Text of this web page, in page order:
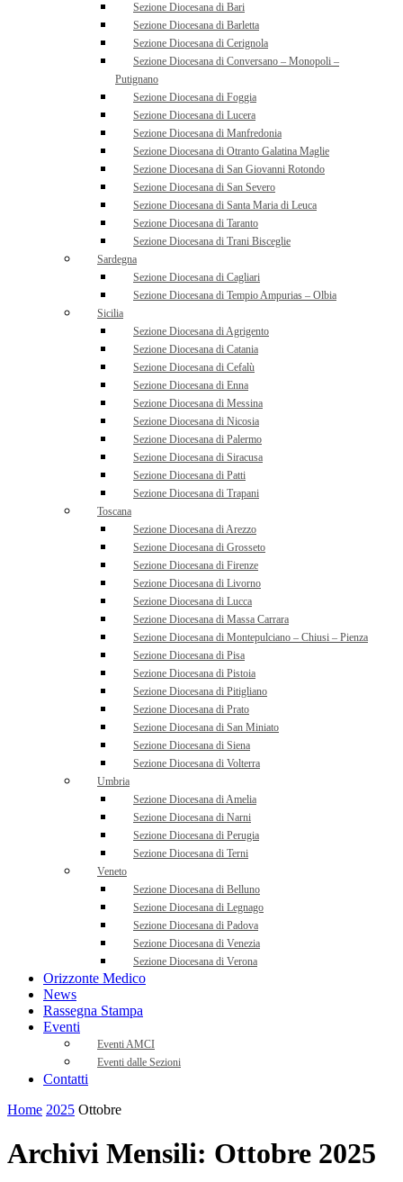
Sezione Diocesana di Bari
Sezione Diocesana di Barletta
Sezione Diocesana di Cerignola
Sezione Diocesana di Conversano – Monopoli –
Putignano
Sezione Diocesana di Foggia
Sezione Diocesana di Lucera
Sezione Diocesana di Manfredonia
Sezione Diocesana di Otranto Galatina Maglie
Sezione Diocesana di San Giovanni Rotondo
Sezione Diocesana di San Severo
Sezione Diocesana di Santa Maria di Leuca
Sezione Diocesana di Taranto
Sezione Diocesana di Trani Bisceglie
Sardegna
Sezione Diocesana di Cagliari
Sezione Diocesana di Tempio Ampurias – Olbia
Sicilia
Sezione Diocesana di Agrigento
Sezione Diocesana di Catania
Sezione Diocesana di Cefalù
Sezione Diocesana di Enna
Sezione Diocesana di Messina
Sezione Diocesana di Nicosia
Sezione Diocesana di Palermo
Sezione Diocesana di Siracusa
Sezione Diocesana di Patti
Sezione Diocesana di Trapani
Toscana
Sezione Diocesana di Arezzo
Sezione Diocesana di Grosseto
Sezione Diocesana di Firenze
Sezione Diocesana di Livorno
Sezione Diocesana di Lucca
Sezione Diocesana di Massa Carrara
Sezione Diocesana di Montepulciano – Chiusi – Pienza
Sezione Diocesana di Pisa
Sezione Diocesana di Pistoia
Sezione Diocesana di Pitigliano
Sezione Diocesana di Prato
Sezione Diocesana di San Miniato
Sezione Diocesana di Siena
Sezione Diocesana di Volterra
Umbria
Sezione Diocesana di Amelia
Sezione Diocesana di Narni
Sezione Diocesana di Perugia
Sezione Diocesana di Terni
Veneto
Sezione Diocesana di Belluno
Sezione Diocesana di Legnago
Sezione Diocesana di Padova
Sezione Diocesana di Venezia
Sezione Diocesana di Verona
Orizzonte Medico
News
Rassegna Stampa
Eventi
Eventi AMCI
Eventi dalle Sezioni
Contatti
Home 2025 Ottobre
Archivi Mensili: Ottobre 2025